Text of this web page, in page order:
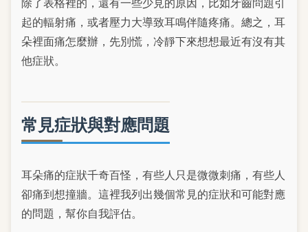
起的輻射痛，或者壓力大導致耳鳴伴隨疼痛。總之，耳
朵裡面痛怎麼辦，先別慌，冷靜下來想想最近有沒有其
他症狀。
常見症狀與對應問題
耳朵痛的症狀千奇百怪，有些人只是微微刺痛，有些人
卻痛到想撞牆。這裡我列出幾個常見的症狀和可能對應
的問題，幫你自我評估。